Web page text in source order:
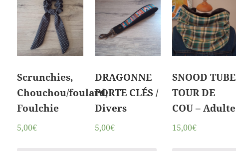
Scrunchies,
Chouchou/foulard,
Foulchie
5,00€
DRAGONNE
PORTE CLÉS /
Divers
5,00€
SNOOD TUBE
TOUR DE
COU – Adulte
15,00€